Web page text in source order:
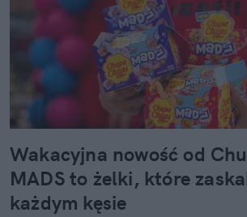
Wakacyjna nowość od
MADS to żelki, które
każdym kęsie